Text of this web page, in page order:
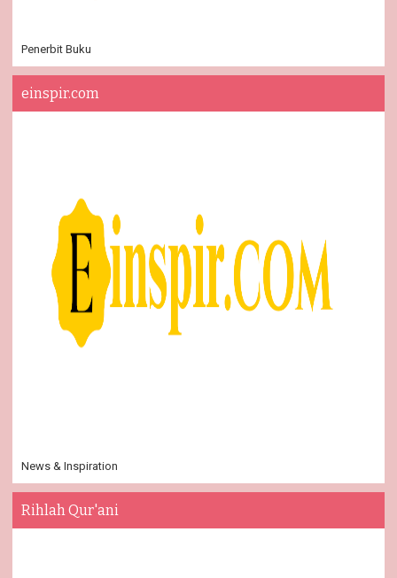
Penerbit Buku
einspir.com
News & Inspiration
Rihlah Qur'ani